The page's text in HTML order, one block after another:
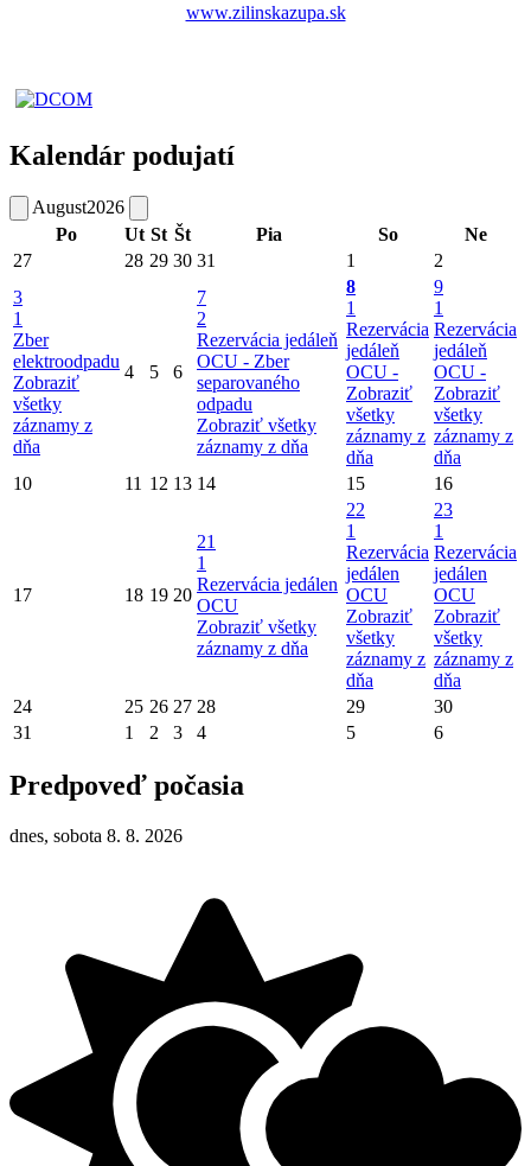
www.zilinskazupa.sk
Kalendár podujatí
August2026
Po
Ut St Št Pia So
Ne
27
28 29 30 31 1
2
3
1
Zber
elektroodpadu
Zobraziť
všetky
záznamy z
dňa
4 5 6
7
2
Rezervácia jedáleň
OCU - Zber
separovaného
odpadu
Zobraziť všetky
záznamy z dňa
8
1
Rezervácia
jedáleň
OCU -
Zobraziť
všetky
záznamy z
dňa
9
1
Rezervácia
jedáleň
OCU -
Zobraziť
všetky
záznamy z
dňa
10
11 12 13 14 15 16
17 18 19 20
21
1
Rezervácia jedálen
OCU
Zobraziť všetky
záznamy z dňa
22
1
Rezervácia
jedálen
OCU
Zobraziť
všetky
záznamy z
dňa
23
1
Rezervácia
jedálen
OCU
Zobraziť
všetky
záznamy z
dňa
24
25 26 27 28 29
30
31
1 2 3 4 5 6
Predpoveď počasia
dnes, sobota 8. 8. 2026